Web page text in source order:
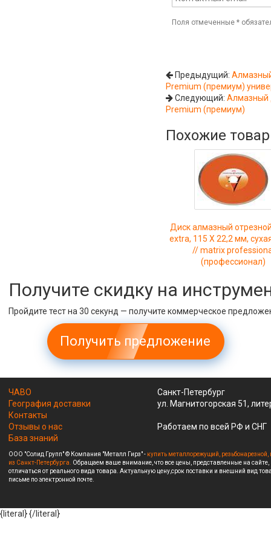
Поля отмеченные*
Предыдущий:
Premium (премиум)
Следующий:Алмазный
Premium (премиум)
Похожие
Диск алмазный
extra, 115 Х 22,2 мм,
// matrix
(профессионал)
Получите скидку на
Пройдите тест на 30 секунд — получите коммерческое
Получить предложение
ЧАВО
География доставки
Контакты
Отзывы о нас
База знаний
Санкт-Петербург
ул. Магнитогорская 51,
Работаем по всей РФ и СНГ
ООО "Солид Групп" © Компания "Металл Гирз" - купить металлорежущий,
из Санкт-Петербурга. Обращаем ваше внимание, что все цены, представленные на
отличаться от реального вида товара. Актуальную цену,срок поставки и внешний вид
письме по электронной почте.
{literal}{/literal}